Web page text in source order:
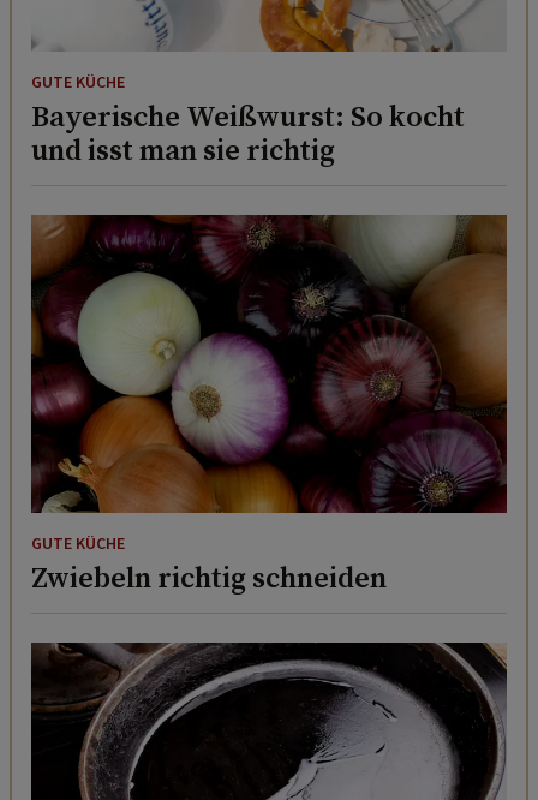
GUTE KÜCHE
Bayerische Weißwurst: So kocht
und isst man sie richtig
GUTE KÜCHE
Zwiebeln richtig schneiden